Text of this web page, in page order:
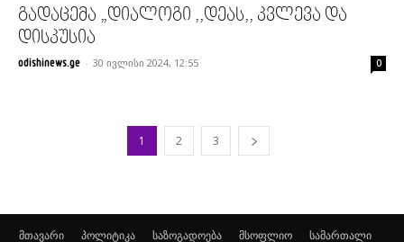
გადაცემა „დიალოგი ,,დეას,, კვლევა და
დისკუსია
odishinews.ge - 30 ივლისი 2024, 12:55 0
1 2 3
მთავარი პოლიტიკა საზოგადოება მსოფლიო სამართალი